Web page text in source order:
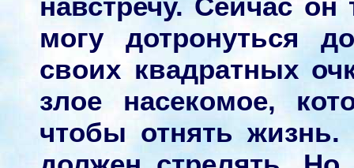
могу дотронуться
своих квадратных
злое насекомое,
чтобы отнять жизнь.